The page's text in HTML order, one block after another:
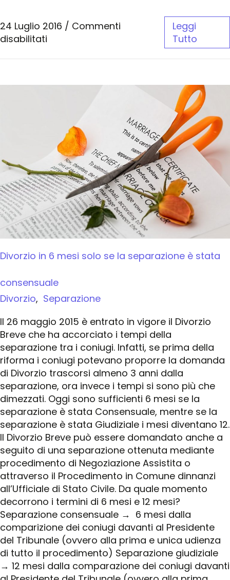
24 Luglio 2016 / Commenti
disabilitati
Leggi
Tutto
Divorzio in 6 mesi solo se la separazione è stata
consensuale
Divorzio, Separazione
Il 26 maggio 2015 è entrato in vigore il Divorzio
Breve che ha accorciato i tempi della
separazione tra i coniugi. Infatti, se prima della
riforma i coniugi potevano proporre la domanda
di Divorzio trascorsi almeno 3 anni dalla
separazione, ora invece i tempi si sono più che
dimezzati. Oggi sono sufficienti 6 mesi se la
separazione è stata Consensuale, mentre se la
separazione è stata Giudiziale i mesi diventano 12.
Il Divorzio Breve può essere domandato anche a
seguito di una separazione ottenuta mediante
procedimento di Negoziazione Assistita o
attraverso il Procedimento in Comune dinnanzi
all’Ufficiale di Stato Civile. Da quale momento
decorrono i termini di 6 mesi e 12 mesi?
Separazione consensuale → 6 mesi dalla
comparizione dei coniugi davanti al Presidente
del Tribunale (ovvero alla prima e unica udienza
di tutto il procedimento) Separazione giudiziale
→ 12 mesi dalla comparazione dei coniugi davanti